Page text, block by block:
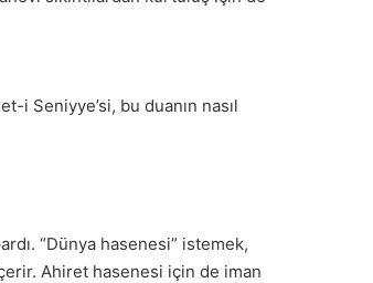
i Seniyye’si, bu duanın nasıl
“Dünya hasenesi” istemek,
Ahiret hasenesi için de iman